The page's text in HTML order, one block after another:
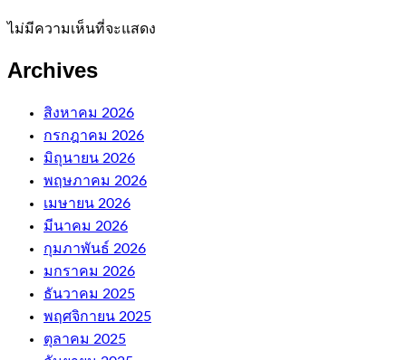
ไม่มีความเห็นที่จะแสดง
Archives
สิงหาคม 2026
กรกฎาคม 2026
มิถุนายน 2026
พฤษภาคม 2026
เมษายน 2026
มีนาคม 2026
กุมภาพันธ์ 2026
มกราคม 2026
ธันวาคม 2025
พฤศจิกายน 2025
ตุลาคม 2025